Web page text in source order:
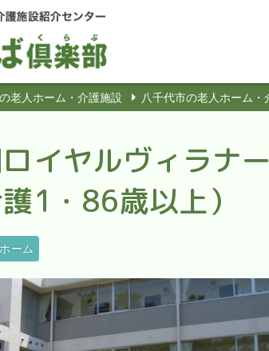
老人ホーム・介護施設 八千代市の老人ホーム・
イヤルヴィラナ
1・86歳以上）
ーム